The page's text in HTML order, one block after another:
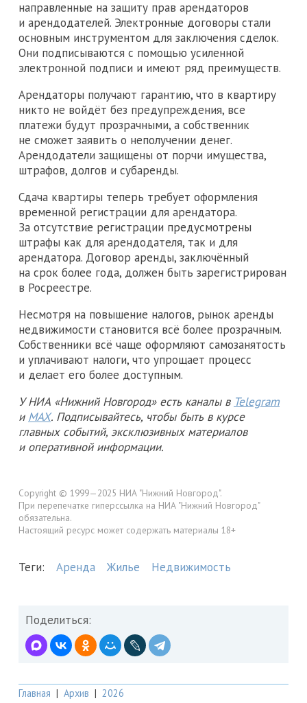
направленные на защиту прав арендаторов
и арендодателей. Электронные договоры стали
основным инструментом для заключения сделок.
Они подписываются с помощью усиленной
электронной подписи и имеют ряд преимуществ.
Арендаторы получают гарантию, что в квартиру
никто не войдёт без предупреждения, все
платежи будут прозрачными, а собственник
не сможет заявить о неполучении денег.
Арендодатели защищены от порчи имущества,
штрафов, долгов и субаренды.
Сдача квартиры теперь требует оформления
временной регистрации для арендатора.
За отсутствие регистрации предусмотрены
штрафы как для арендодателя, так и для
арендатора. Договор аренды, заключённый
на срок более года, должен быть зарегистрирован
в Росреестре.
Несмотря на повышение налогов, рынок аренды
недвижимости становится всё более прозрачным.
Собственники всё чаще оформляют самозанятость
и уплачивают налоги, что упрощает процесс
и делает его более доступным.
У НИА «Нижний Новгород» есть каналы в Telegram
и MAX. Подписывайтесь, чтобы быть в курсе
главных событий, эксклюзивных материалов
и оперативной информации.
Copyright © 1999—2025 НИА "Нижний Новгород".
При перепечатке гиперссылка на НИА "Нижний Новгород"
обязательна.
Настоящий ресурс может содержать материалы 18+
Теги: Аренда Жилье Недвижимость
Поделиться:
Главная | Архив | 2026